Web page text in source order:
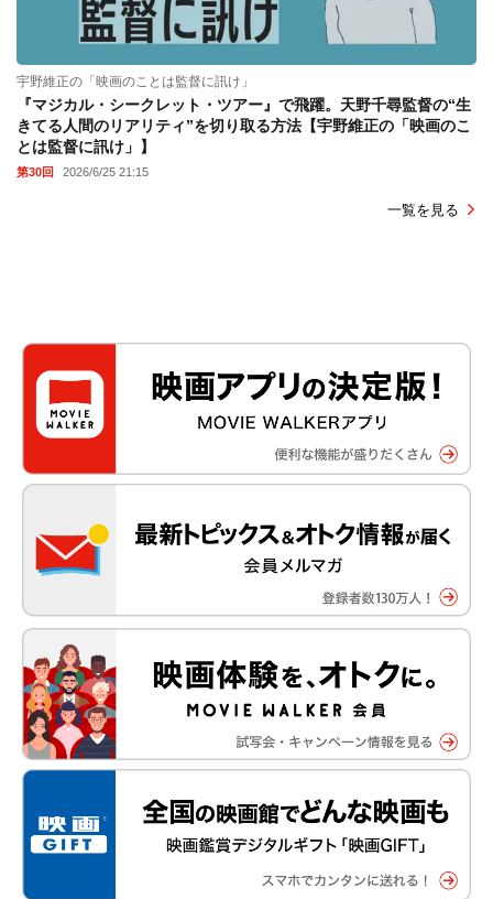
宇野維正の「映画のことは監督に訊け」
『マジカル・シークレット・ツアー』で飛躍。天野千尋監督の“生
きてる人間のリアリティ”を切り取る方法【宇野維正の「映画のこ
とは監督に訊け」】
第30回 2026/6/25 21:15
一覧を見る